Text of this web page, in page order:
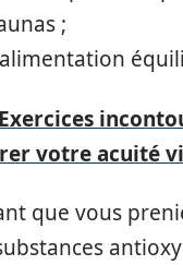
;
Exercices
votre acuité
que vous